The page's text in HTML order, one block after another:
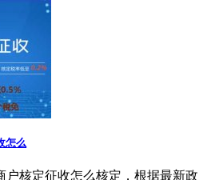
怎么
户核定征收怎么核定，根据最新政